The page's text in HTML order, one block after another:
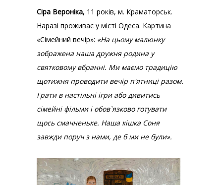
Сіра Вероніка, 11 років, м. Краматорськ.
Наразі проживає у місті Одеса. Картина
«Сімейний вечір»: «На цьому малюнку
зображена наша дружня родина у
святковому вбранні. Ми маємо традицію
щотижня проводити вечір п'ятниці разом.
Грати в настільні ігри або дивитись
сімейні фільми і обов`язково готувати
щось смачненьке. Наша кішка Соня
завжди поруч з нами, де б ми не були».